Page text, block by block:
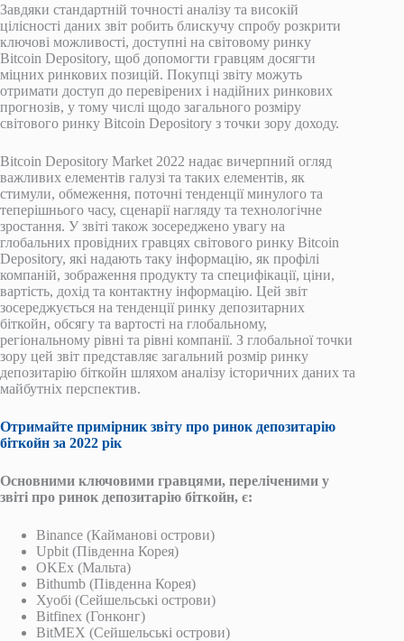
Завдяки стандартній точності аналізу та високій
цілісності даних звіт робить блискучу спробу розкрити
ключові можливості, доступні на світовому ринку
Bitcoin Depository, щоб допомогти гравцям досягти
міцних ринкових позицій. Покупці звіту можуть
отримати доступ до перевірених і надійних ринкових
прогнозів, у тому числі щодо загального розміру
світового ринку Bitcoin Depository з точки зору доходу.
Bitcoin Depository Market 2022 надає вичерпний огляд
важливих елементів галузі та таких елементів, як
стимули, обмеження, поточні тенденції минулого та
теперішнього часу, сценарії нагляду та технологічне
зростання. У звіті також зосереджено увагу на
глобальних провідних гравцях світового ринку Bitcoin
Depository, які надають таку інформацію, як профілі
компаній, зображення продукту та специфікації, ціни,
вартість, дохід та контактну інформацію. Цей звіт
зосереджується на тенденції ринку депозитарних
біткойн, обсягу та вартості на глобальному,
регіональному рівні та рівні компанії. З глобальної точки
зору цей звіт представляє загальний розмір ринку
депозитарію біткойн шляхом аналізу історичних даних та
майбутніх перспектив.
Отримайте примірник звіту про ринок депозитарію
біткойн за 2022 рік
Основними ключовими гравцями, переліченими у
звіті про ринок депозитарію біткойн, є:
Binance (Кайманові острови)
Upbit (Південна Корея)
OKEx (Мальта)
Bithumb (Південна Корея)
Хуобі (Сейшельські острови)
Bitfinex (Гонконг)
BitMEX (Сейшельські острови)